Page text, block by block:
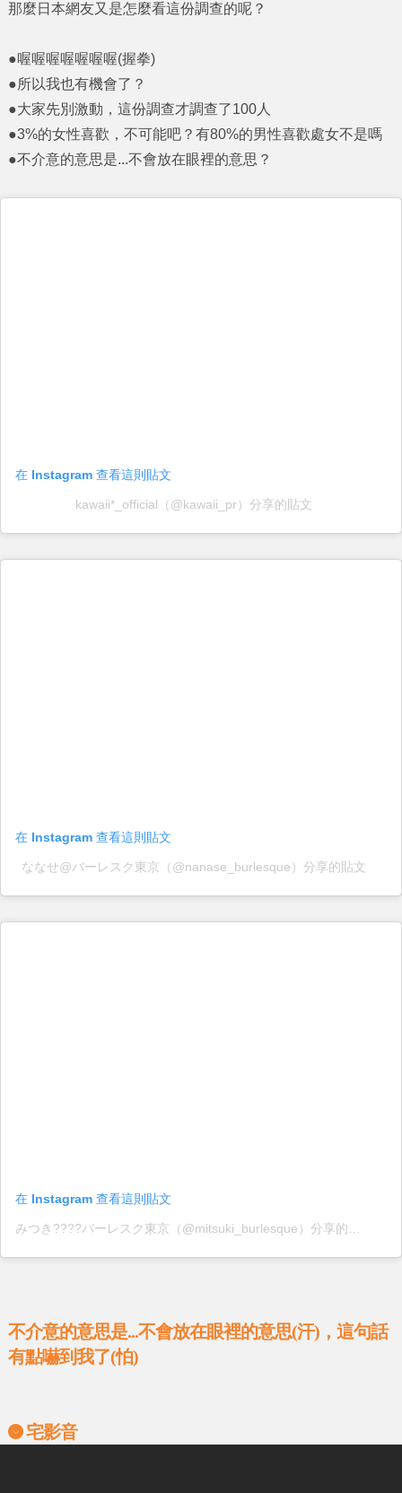
那麼日本網友又是怎麼看這份調查的呢？
●喔喔喔喔喔喔喔(握拳)
●所以我也有機會了？
●大家先別激動，這份調查才調查了100人
●3%的女性喜歡，不可能吧？有80%的男性喜歡處女不是嗎
●不介意的意思是...不會放在眼裡的意思？
在 Instagram 查看這則貼文
kawaii*_official（@kawaii_pr）分享的貼文
在 Instagram 查看這則貼文
ななせ@バーレスク東京（@nanase_burlesque）分享的貼文
在 Instagram 查看這則貼文
不介意的意思是...不會放在眼裡的意思(汗)，這句話
有點嚇到我了(怕)
宅影音